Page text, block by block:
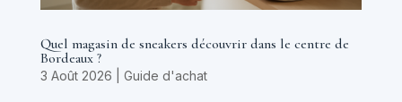
Quel magasin de sneakers découvrir dans le centre de
Bordeaux ?
3 Août 2026 Guide d'achat